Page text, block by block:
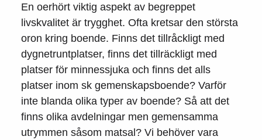
En oerhört viktig aspekt av begreppet
livskvalitet är trygghet. Ofta kretsar den största
oron kring boende. Finns det tillråckligt med
dygnetruntplatser, finns det tillräckligt med
platser för minnessjuka och finns det alls
platser inom sk gemenskapsboende? Varför
inte blanda olika typer av boende? Så att det
finns olika avdelningar men gemensamma
utrymmen såsom matsal? Vi behöver vara